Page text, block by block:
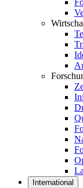
International